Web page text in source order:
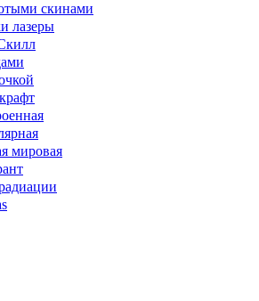
скинами
лазеры
мировая